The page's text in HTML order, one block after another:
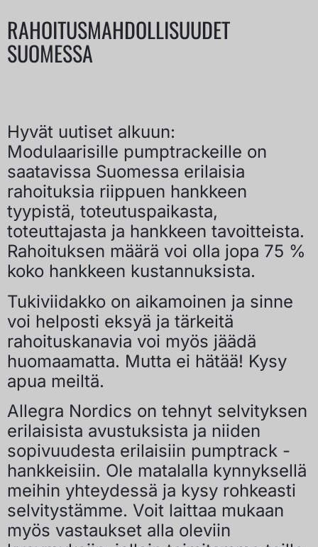
RAHOITUSMAHDOLLISUUDET
SUOMESSA
Hyvät uutiset alkuun:
Modulaarisille pumptrackeille on
saatavissa Suomessa erilaisia
rahoituksia riippuen hankkeen
tyypistä, toteutuspaikasta,
toteuttajasta ja hankkeen tavoitteista.
Rahoituksen määrä voi olla jopa 75 %
koko hankkeen kustannuksista.
Tukiviidakko on aikamoinen ja sinne
voi helposti eksyä ja tärkeitä
rahoituskanavia voi myös jäädä
huomaamatta. Mutta ei hätää! Kysy
apua meiltä.
Allegra Nordics on tehnyt selvityksen
erilaisista avustuksista ja niiden
sopivuudesta erilaisiin pumptrack -
hankkeisiin. Ole matalalla kynnyksellä
meihin yhteydessä ja kysy rohkeasti
selvitystämme. Voit laittaa mukaan
myös vastaukset alla oleviin